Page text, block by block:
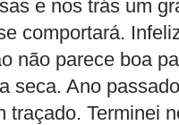
e nos trás um
comportará.
não parece boa
seca. Ano
traçado. Terminei